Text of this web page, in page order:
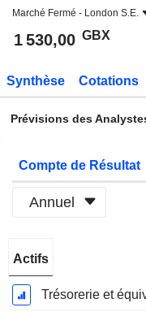
Marché Fermé - London S.E.
1 530,00 GBX
Synthèse Cotations
Prévisions des
Compte de Résultat
Annuel
Fiscale:
Décembre
Actifs
Trésorerie et